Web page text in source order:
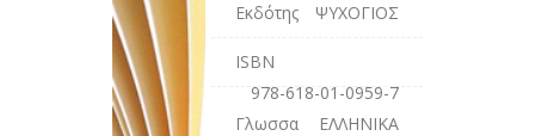
Εκδότης
ΨΥΧΟΓΙΟΣ
ISBN
978-618-01-0959-7
Γλωσσα
ΕΛΛΗΝΙΚΑ